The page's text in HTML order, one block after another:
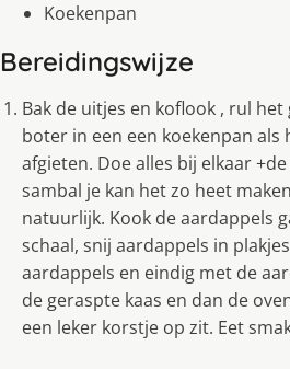
Koekenpan
Bereidingswijze
Bak de uitjes en koflook , rul
boter in een een koekenpan als
afgieten. Doe alles bij elkaar
sambal je kan het zo heet
natuurlijk. Kook de aardappels
schaal, snij aardappels in
aardappels en eindig met de
de geraspte kaas en dan de
een leker korstje op zit. Eet